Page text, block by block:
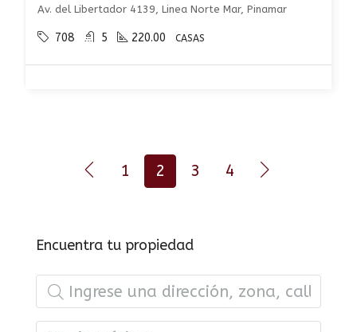
Av. del Libertador 4139, Linea Norte Mar, Pinamar
708 5 220.00 CASAS
1 2 3 4
Encuentra tu propiedad